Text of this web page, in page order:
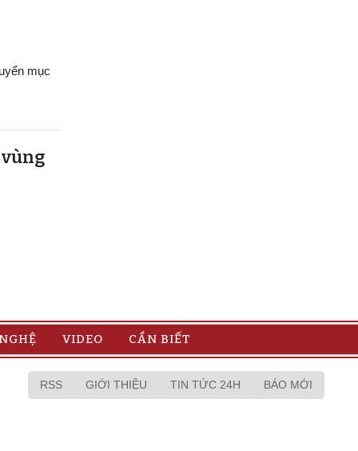
mục
VIDEO CẦN BIẾT
RSS GIỚI THIỆU TIN TỨC 24H BÁO MỚI